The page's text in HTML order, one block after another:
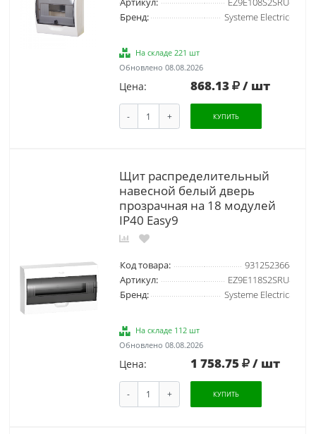
Бренд:
Systeme Electric
На складе 221 шт
Обновлено 08.08.2026
Цена: 868.13 / шт
- + КУПИТЬ
Щит распределительный
навесной белый дверь
прозрачная на 18 модулей
IP40 Easy9
Код товара:
931252366
Артикул:
EZ9E118S2SRU
Бренд:
Systeme Electric
На складе 112 шт
Обновлено 08.08.2026
Цена: 1 758.75 / шт
- + КУПИТЬ